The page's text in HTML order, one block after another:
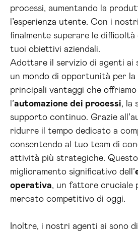
processi, aumentando la
l’esperienza utente. Con i
finalmente superare le difficoltà
tuoi obiettivi aziendali.
Adottare il servizio di agenti ai
un mondo di opportunità per la
principali vantaggi che offriamo
l’automazione dei processi, la
supporto continuo. Grazie
ridurre il tempo dedicato a
consentendo al tuo team di
attività più strategiche.
miglioramento significativo dell’
operativa, un fattore cruciale
mercato competitivo di oggi.
Inoltre, i nostri agenti ai sono